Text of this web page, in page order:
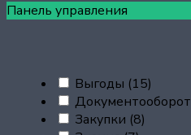
Панель управления
Выгоды (15)
Документооборот
Закупки (8)